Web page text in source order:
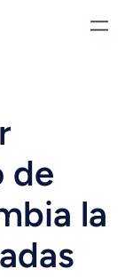
de
la